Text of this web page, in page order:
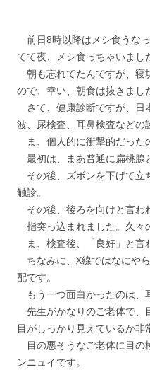
前日8時以降はメシ食うな
てて夜、メシ食っちゃいまし
朝も忘れてたんですが、寝
ので、幸い、朝食は抜きまし
さて、健康診断ですが、日
波、尿検査、耳鼻検査などの
ま、個人的に衝撃的だった
最初は、まあ普通に扁桃腺
その後、ズボンを下げて立
触診。
その後、後ろを向けと言わ
指突っ込まれました。久々
ま、検査後、「良好」と言
ちなみに、X線ではなにや
配です。
もう一つ面白かったのは、
先生がかなりのご老体で、
目がしっかり見えているか非
目の悪そうなご老体に目の
ンニュイです。